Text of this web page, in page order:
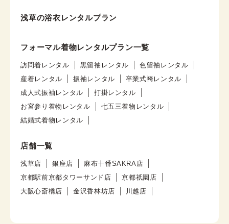
浅草の浴衣レンタルプラン
フォーマル着物レンタルプラン一覧
訪問着レンタル 黒留袖レンタル
色留袖レンタル
産着レンタル
振袖レンタル
卒業式袴レンタル
成人式振袖レンタル
打掛レンタル
お宮参り着物レンタル
七五三着物レンタル
結婚式着物レンタル
店舗一覧
浅草店 銀座店
麻布十番SAKRA店
京都駅前京都タワーサンド店
京都祇園店
大阪心斎橋店
金沢香林坊店 川越店